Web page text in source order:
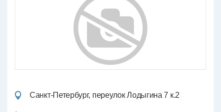
Санкт-Петербург, переулок Лодыгина 7 к.2